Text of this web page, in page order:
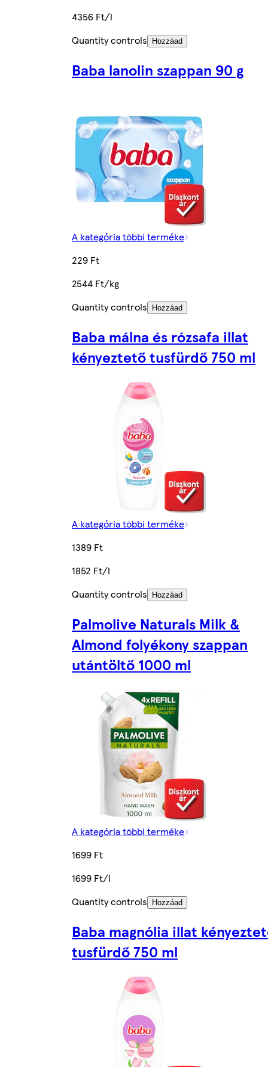
4356 Ft/l
Quantity controls
Hozzáad
Baba lanolin szappan 90 g
A kategória többi terméke
229 Ft
2544 Ft/kg
Quantity controls
Hozzáad
Baba málna és rózsafa illat
kényeztető tusfürdő 750 ml
A kategória többi terméke
1389 Ft
1852 Ft/l
Quantity controls
Hozzáad
Palmolive Naturals Milk &
Almond folyékony szappan
utántöltő 1000 ml
A kategória többi terméke
1699 Ft
1699 Ft/l
Quantity controls
Hozzáad
Baba magnólia illat
tusfürdő 750 ml